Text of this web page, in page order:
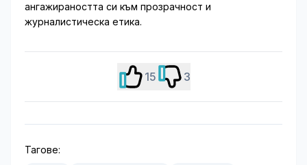
ангажираността си към прозрачност и
журналистическа етика.
15 3
Тагове: